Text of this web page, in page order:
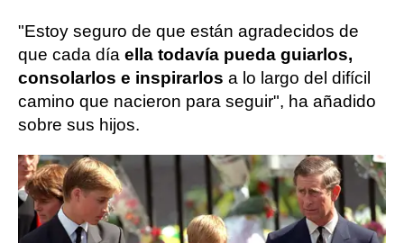
"Estoy seguro de que están agradecidos de
que cada día ella todavía pueda guiarlos,
consolarlos e inspirarlos a lo largo del difícil
camino que nacieron para seguir", ha añadido
sobre sus hijos.